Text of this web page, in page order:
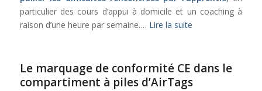
particulier des cours d’appui à domicile et un coaching à
raison d’une heure par semaine.… Lire la suite
Le marquage de conformité CE dans le
compartiment à piles d’AirTags